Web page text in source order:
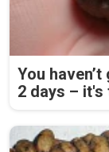
You
2 days –